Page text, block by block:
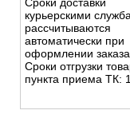
Сроки доставки
курьерскими
рассчитываются
автоматически при
оформлении
Сроки отгрузки
пункта приема ТК: